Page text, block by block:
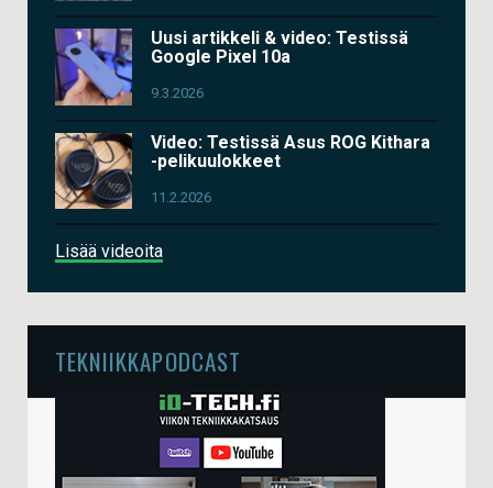
Uusi artikkeli & video: Testissä
Google Pixel 10a
9.3.2026
Video: Testissä Asus ROG Kithara
-pelikuulokkeet
11.2.2026
Lisää videoita
TEKNIIKKAPODCAST